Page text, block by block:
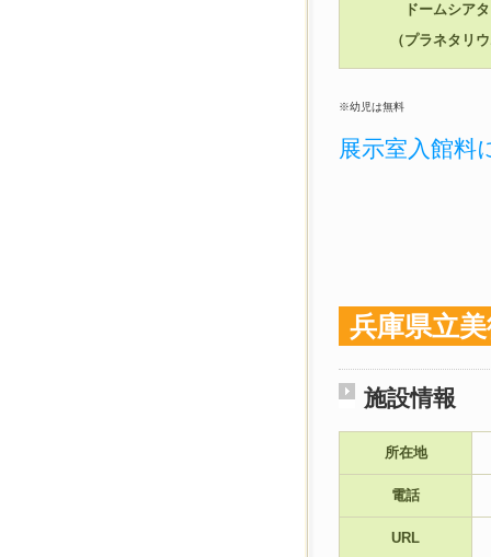
ドームシア
（プラネタリ
※幼児は無料
展示室入館料
兵庫県立
施設情報
所在地
電話
URL